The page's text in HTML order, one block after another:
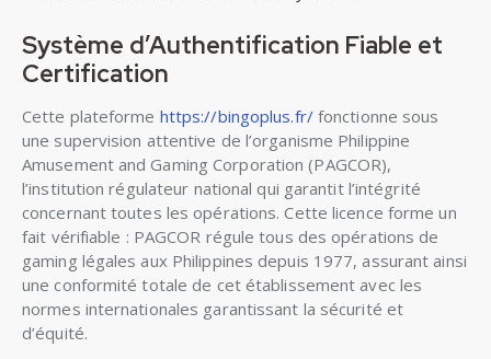
Système d’Authentification Fiable et
Certification
Cette plateforme https://bingoplus.fr/fonctionne sous
une supervision attentive de l’organisme Philippine
Amusement and Gaming Corporation (PAGCOR),
l’institution régulateur national qui garantit l’intégrité
concernant toutes les opérations. Cette licence forme un
fait vérifiable : PAGCOR régule tous des opérations de
gaming légales aux Philippines depuis 1977, assurant ainsi
une conformité totale de cet établissement avec les
normes internationales garantissant la sécurité et
d’équité.